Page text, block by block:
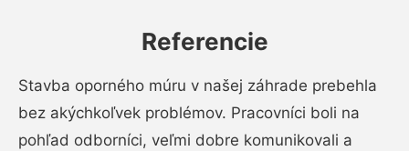
Referencie
Stavba oporného múru v našej záhrade prebehla
bez akýchkoľvek problémov. Pracovníci boli na
pohľad odborníci, veľmi dobre komunikovali a